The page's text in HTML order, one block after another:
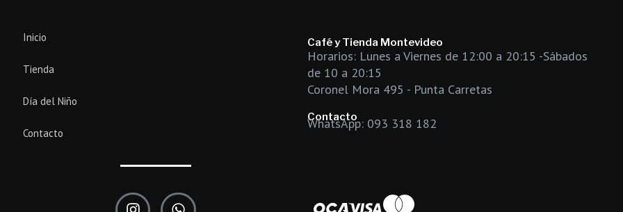
Inicio
Tienda
Día del Niño
Contacto
Café y Tienda Montevideo
Horarios: Lunes a Viernes de 12:00 a 20:15 -Sábados
de 10 a 20:15
Coronel Mora 495 - Punta Carretas
Contacto
WhatsApp: 093 318 182
I
W